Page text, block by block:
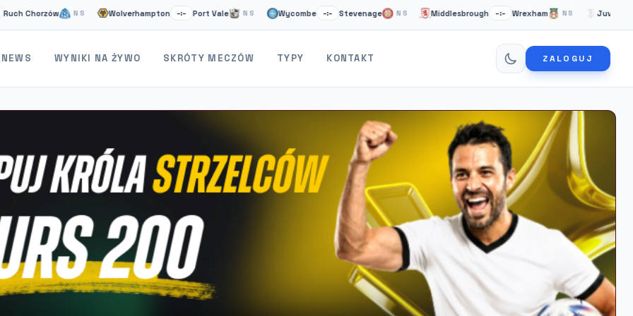
NS Wolverhampton –:– Port Vale NS Wycombe –:– Stevenage NS Middlesbrough –:– Wrexham NS Juventus Turyn
NEWS WYNIKI NA ŻYWO SKRÓTY MECZÓW TYPY KONTAKT ZALOGUJ